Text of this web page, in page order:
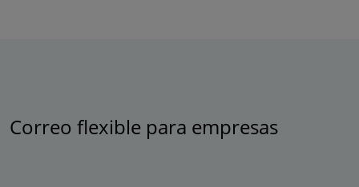
Correo flexible para empresas